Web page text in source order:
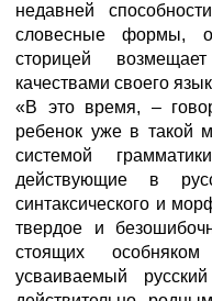
недавней
словесные формы,
сторицей
качествами своего
«В это время, –
ребенок уже в такой
системой
действующие в
синтаксического и
твердое и
стоящих
усваиваемый